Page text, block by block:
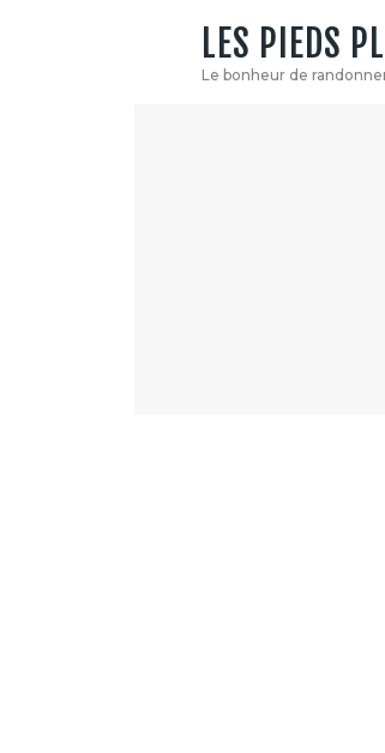
LES PIEDS
Le bonheur de